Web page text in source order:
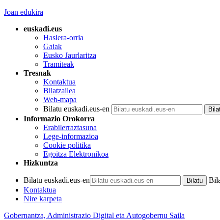
Joan edukira
euskadi.eus
Hasiera-orria
Gaiak
Eusko Jaurlaritza
Tramiteak
Tresnak
Kontaktua
Bilatzailea
Web-mapa
Bilatu euskadi.eus-en
Informazio Orokorra
Erabilerraztasuna
Lege-informazioa
Cookie politika
Egoitza Elektronikoa
Hizkuntza
Bilatu euskadi.eus-en
Kontaktua
Nire karpeta
Gobernantza, Administrazio Digital eta Autogobernu Saila